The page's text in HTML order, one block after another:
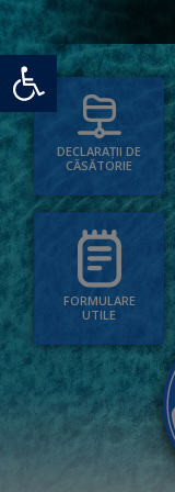
Deschide bara de unelte
DECLARAȚII DE
CĂSĂTORIE
FORMULARE
UTILE